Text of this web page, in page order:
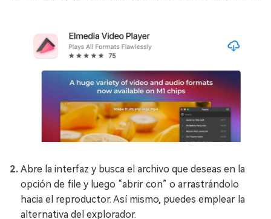
Abre la interfaz y busca el archivo que deseas en la
opción de file y luego “abrir con” o arrastrándolo
hacia el reproductor. Así mismo, puedes emplear la
alternativa del explorador.